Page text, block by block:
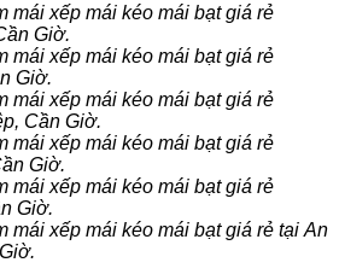
mái xếp mái kéo mái bạt giá rẻ
Giờ.
mái xếp mái kéo mái bạt giá rẻ
Giờ.
mái xếp mái kéo mái bạt giá rẻ
Cần Giờ.
mái xếp mái kéo mái bạt giá rẻ
Giờ.
mái xếp mái kéo mái bạt giá rẻ
Giờ.
mái xếp mái kéo mái bạt giá rẻ tại An